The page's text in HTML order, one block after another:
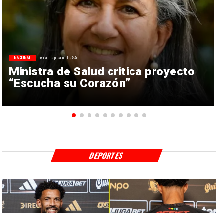
Ministra de Salud critica proyecto
“Escucha su Corazón”
NACIONAL el martes pasado a las 9:55
DEPORTES